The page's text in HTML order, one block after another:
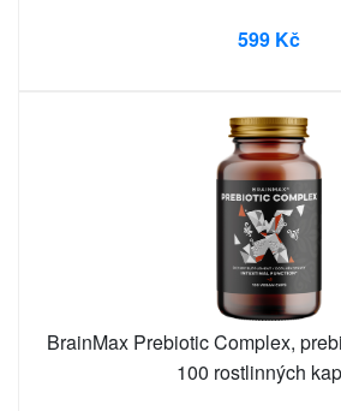
599 Kč
BrainMax Prebiotic Complex,
100 rostlinných